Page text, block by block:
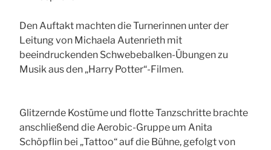
Den Auftakt machten die Turnerinnen unter der
Leitung von Michaela Autenrieth mit
beeindruckenden Schwebebalken-Übungen zu
Musik aus den „Harry Potter“-Filmen.
Glitzernde Kostüme und flotte Tanzschritte brachte
anschließend die Aerobic-Gruppe um Anita
Schöpflin bei „Tattoo“ auf die Bühne, gefolgt von